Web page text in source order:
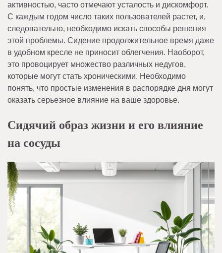
активностью, часто отмечают усталость и дискомфорт.
С каждым годом число таких пользователей растет, и,
следовательно, необходимо искать способы решения
этой проблемы. Сидение продолжительное время даже
в удобном кресле не приносит облегчения. Наоборот,
это провоцирует множество различных недугов,
которые могут стать хроническими. Необходимо
понять, что простые изменения в распорядке дня могут
оказать серьезное влияние на ваше здоровье.
Сидячий образ жизни и его влияние
на сосуды